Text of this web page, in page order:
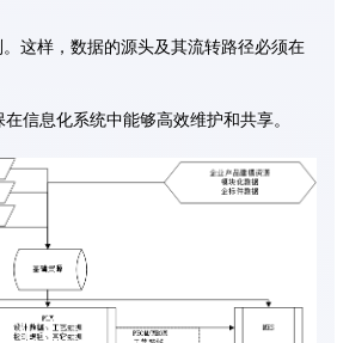
这样，数据的源头及其流转路径必须在
信息化系统中能够高效维护和共享。